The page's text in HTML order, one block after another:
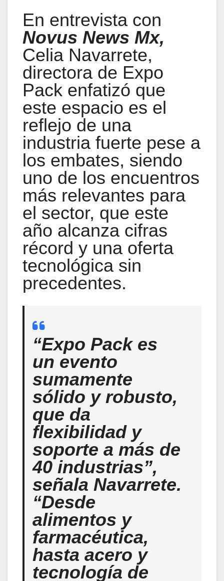
En entrevista con
Novus News Mx,
Celia Navarrete,
directora de Expo
Pack enfatizó que
este espacio es el
reflejo de una
industria fuerte pese a
los embates, siendo
uno de los encuentros
más relevantes para
el sector, que este
año alcanza cifras
récord y una oferta
tecnológica sin
precedentes.
“Expo Pack es
un evento
sumamente
sólido y robusto,
que da
flexibilidad y
soporte a más de
40 industrias”,
señala Navarrete.
“Desde
alimentos y
farmacéutica,
hasta acero y
tecnología de